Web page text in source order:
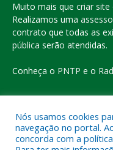
Muito mais que criar site
Realizamos uma
contrato que todas as
pública serão atendidas.
Conheça o PNTP e o
Todos os direitos
Nós usamos cookies
navegação no portal.
concorda com a